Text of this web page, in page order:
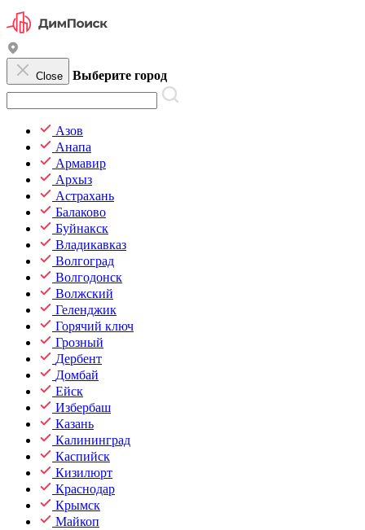
Close Выберите город
Азов
Анапа
Армавир
Архыз
Астрахань
Балаково
Буйнакск
Владикавказ
Волгоград
Волгодонск
Волжский
Геленджик
Горячий ключ
Грозный
Дербент
Домбай
Ейск
Избербаш
Казань
Калининград
Каспийск
Кизилюрт
Краснодар
Крымск
Майкоп